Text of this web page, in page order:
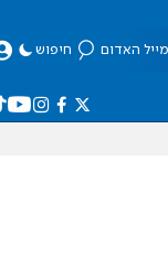
האדום חיפוש